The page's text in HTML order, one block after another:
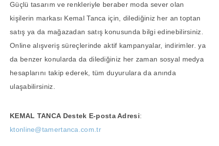
Güçlü tasarım ve renkleriyle beraber moda sever olan
kişilerin markası Kemal Tanca için, dilediğiniz her an toptan
satış ya da mağazadan satış konusunda bilgi edinebilirsiniz.
Online alışveriş süreçlerinde aktif kampanyalar, indirimler. ya
da benzer konularda da dilediğiniz her zaman sosyal medya
hesaplarını takip ederek, tüm duyurulara da anında
ulaşabilirsiniz.
KEMAL TANCA Destek E-posta Adresi:
ktonline@tamertanca.com.tr